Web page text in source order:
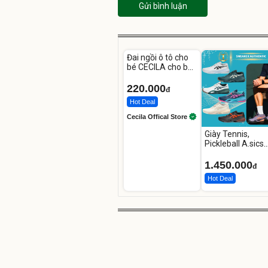
Gửi bình luận
Đai ngồi ô tô cho
bé CECILA cho bé
220.000đ
Hot Deal
Cecila Offical Store
Giày Tennis,
Pickleball A.sics
Các Phối Màu
1.450.000đ
Hot Deal